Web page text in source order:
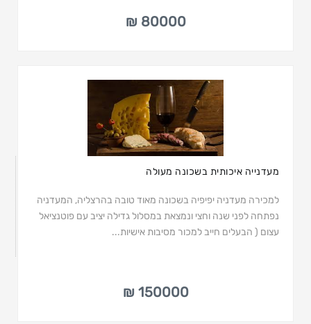
80000 ₪
מעדנייה איכותית בשכונה מעולה
למכירה מעדניה יפיפיה בשכונה מאוד טובה בהרצליה, המעדניה
נפתחה לפני שנה וחצי ונמצאת במסלול גדילה יציב עם פוטנציאל
עצום ( הבעלים חייב למכור מסיבות אישיות...
150000 ₪